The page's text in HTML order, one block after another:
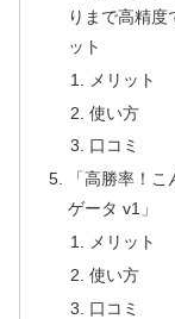
りまで高精
ット
メリット
使い方
口コミ
「高勝率！
ゲータ v1」
メリット
使い方
口コミ